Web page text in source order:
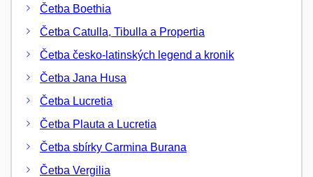
Četba Boethia
Četba Catulla, Tibulla a Propertia
Četba česko-latinských legend a kronik
Četba Jana Husa
Četba Lucretia
Četba Plauta a Lucretia
Četba sbírky Carmina Burana
Četba Vergilia